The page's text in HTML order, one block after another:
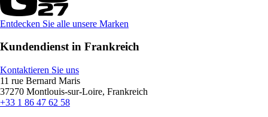
Entdecken Sie alle unsere Marken
Kundendienst in Frankreich
Kontaktieren Sie uns
11 rue Bernard Maris
37270 Montlouis-sur-Loire, Frankreich
+33 1 86 47 62 58